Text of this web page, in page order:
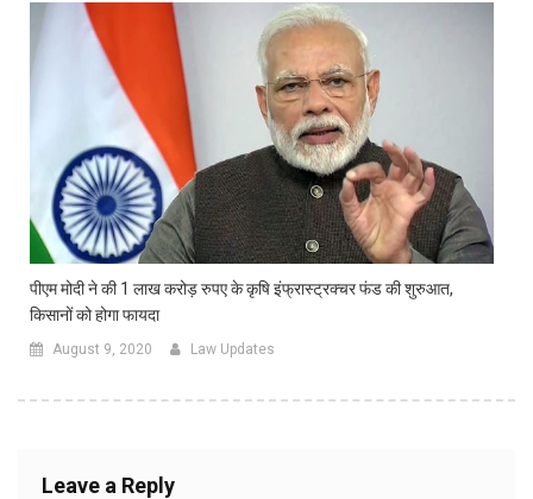
पीएम मोदी ने की 1 लाख करोड़ रुपए के कृषि इंफ्रास्ट्रक्चर फंड की शुरुआत,
किसानों को होगा फायदा
August 9, 2020 Law Updates
Leave a Reply